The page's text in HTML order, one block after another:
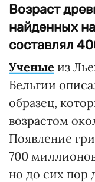
Возраст
найденных
составлял
Ученые из
Бельгии
образец,
возрастом
Появление
700
но до сих пор